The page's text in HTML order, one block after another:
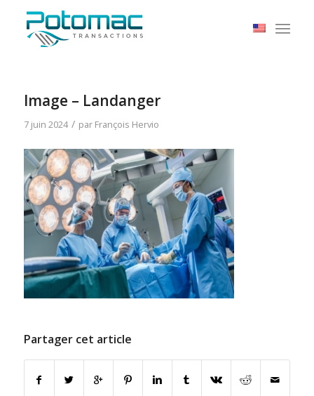
Image – Landanger
7 juin 2024 / par François Hervio
Partager cet article